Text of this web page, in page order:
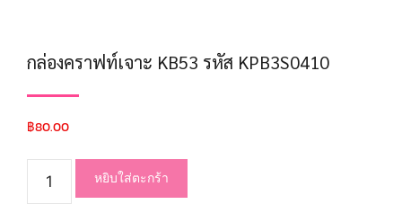
กล่องคราฟท์เจาะ KB53 รหัส KPB3S0410
฿80.00
หยิบใส่ตะกร้า